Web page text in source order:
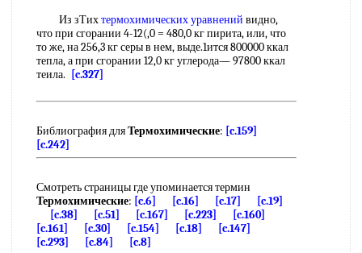
Из зТихтермохимических уравнений видно,
что при сгорании 4-12(,0 = 480,0 кг пирита, или, что
то же, на 256,3 кг серы в нем, выде.1ится 800000 ккал
тепла, а при сгорании 12,0 кг углерода— 97800 ккал
теила.
[c.327]
Библиография дляТермохимические: [c.159]
[c.242]
Смотреть страницы где упоминается термин
Термохимические: [c.6] [c.16] [c.17]
[c.19]
[c.38]
[c.51] [c.167] [c.223]
[c.160]
[c.161]
[c.30] [c.154] [c.18]
[c.147]
[c.293]
[c.84] [c.8]